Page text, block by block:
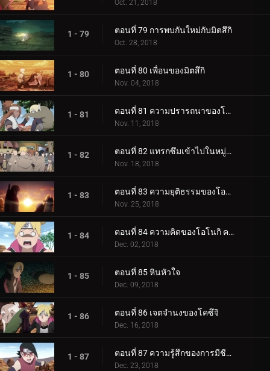
Oct. 21, 2018
1 - 79 ตอนที่ 79 การพบกันใหม่กับมิตสึกิ
Oct. 28, 2018
1 - 80 ตอนที่ 80 เพื่อนของมิตสึกิ
Nov. 04, 2018
1 - 81 ตอนที่ 81 ความปรารถนาของโบรูโตะ
Nov. 11, 2018
1 - 82 ตอนที่ 82 แทรกซึมเข้าไปในหมู่บ้านหินที่ซ่อนอยู่
Nov. 18, 2018
1 - 83 ตอนที่ 83 ความยุติธรรมของโอโนกิ
Nov. 25, 2018
1 - 84 ตอนที่ 84 ความคิดของโอโนกิ ความคิดของคู
Dec. 02, 2018
1 - 85 ตอนที่ 85 หินหัวใจ
Dec. 09, 2018
1 - 86 ตอนที่ 86 เจตจำนงของโคซึจิ
Dec. 16, 2018
1 - 87 ตอนที่ 87 ความรู้สึกของการมีชีวิต
Dec. 23, 2018